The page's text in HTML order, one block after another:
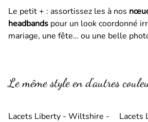
Le petit + : assortissez les à nos
headbands pour un look coordonné
mariage, une fête… ou une belle
Le même style en d’autres
Lacets Liberty - Wiltshire -
Lacets